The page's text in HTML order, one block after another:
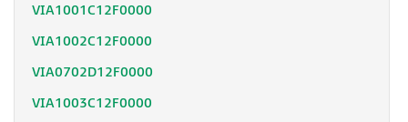
VIA1001C12F0000
VIA1002C12F0000
VIA0702D12F0000
VIA1003C12F0000